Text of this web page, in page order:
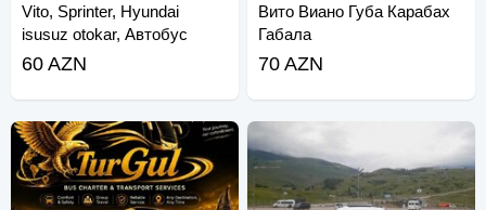
Vito, Sprinter, Hyundai
isusuz otokar, Автобус
60 AZN
Вито Виано Губа Карабах
Габала
70 AZN